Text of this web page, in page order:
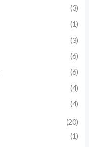
(3)
(1)
(3)
(6)
(6)
(4)
(4)
(20)
(1)